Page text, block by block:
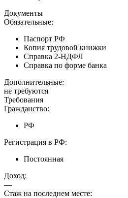
Документы
Обязательные:
Паспорт РФ
Копия трудовой книжки
Справка 2-НДФЛ
Справка по форме банка
Дополнительные:
не требуются
Требования
Гражданство:
РФ
Регистрация в РФ:
Постоянная
Доход:
—
Стаж на последнем месте: